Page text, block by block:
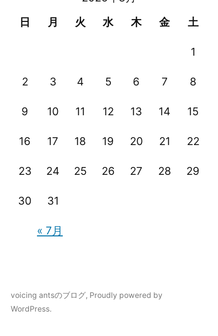
日
月 火 水 木 金 土
1
2 3 4 5 6 7 8
9 10 11 12 13 14 15
16 17 18 19 20 21 22
23 24 25 26 27 28 29
30 31
« 7月
voicing antsのブログ, Proudly powered by
WordPress.